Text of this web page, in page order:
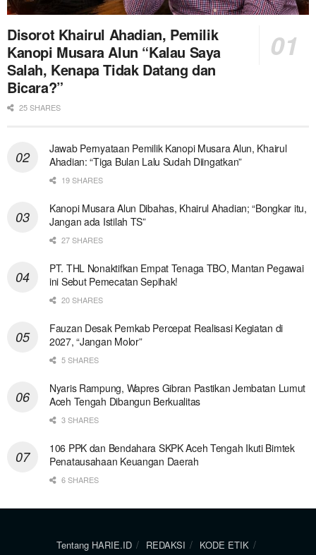
Disorot Khairul Ahadian, Pemilik
Kanopi Musara Alun “Kalau Saya
Salah, Kenapa Tidak Datang dan
Bicara?”
25 SHARES
Jawab Pernyataan Pemilik Kanopi Musara Alun, Khairul
Ahadian: “Tiga Bulan Lalu Sudah Diingatkan”
19 SHARES
Kanopi Musara Alun Dibahas, Khairul Ahadian; “Bongkar itu,
Jangan ada Istilah TS”
27 SHARES
PT. THL Nonaktifkan Empat Tenaga TBO, Mantan Pegawai
ini Sebut Pemecatan Sepihak!
20 SHARES
Fauzan Desak Pemkab Percepat Realisasi Kegiatan di
2027, “Jangan Molor”
5 SHARES
Nyaris Rampung, Wapres Gibran Pastikan Jembatan Lumut
Aceh Tengah Dibangun Berkualitas
3 SHARES
106 PPK dan Bendahara SKPK Aceh Tengah Ikuti Bimtek
Penatausahaan Keuangan Daerah
6 SHARES
Tentang HARIE.ID REDAKSI
KODE ETIK